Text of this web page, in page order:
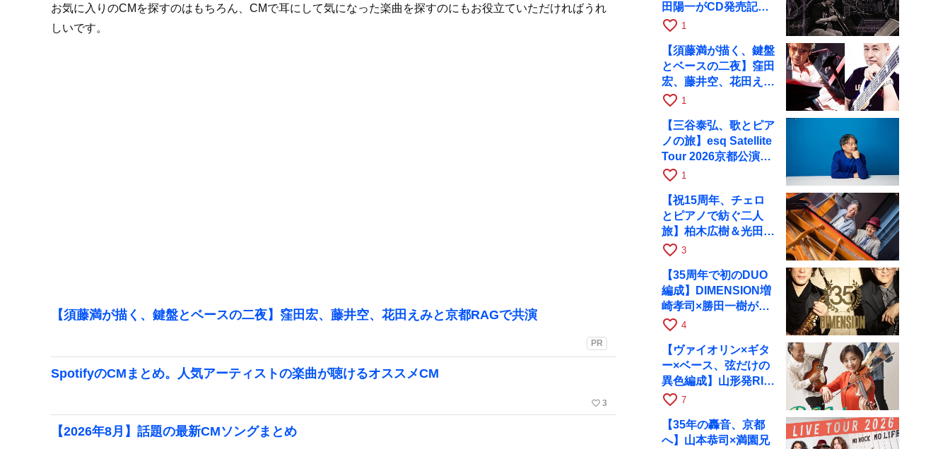
お気に入りのCMを探すのはもちろん、CMで耳にして気になった楽曲を探すのにもお役立ていただければうれ
しいです。
【須藤満が描く、鍵盤とベースの二夜】窪田宏、藤井空、花田えみと京都RAGで共演
PR
SpotifyのCMまとめ。人気アーティストの楽曲が聴けるオススメCM
favorite_border 3
【2026年8月】話題の最新CMソングまとめ
田陽一がCD発売記念
ツアーで9月4日に京
favorite_border 1
【須藤満が描く、鍵盤
とベースの二夜】窪田
宏、藤井空、花田えみ
と京都RAGで共演
favorite_border 1
【三谷泰弘、歌とピア
ノの旅】esq Satellite
Tour 2026京都公演を
10月に開催
favorite_border 1
【祝15周年、チェロ
とピアノで紡ぐ二人
旅】柏木広樹＆光田健
一が11月12日に京都
favorite_border 3
【35周年で初のDUO
編成】DIMENSION増
崎孝司×勝田一樹が10
月11日に京都RAGへ
favorite_border 4
【ヴァイオリン×ギタ
ー×ベース、弦だけの
異色編成】山形発RIM
が初全国ツアーで8月
favorite_border 7
【35年の轟音、京都
へ】山本恭司×満園兄